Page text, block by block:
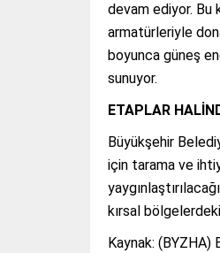
devam ediyor. Bu
armatürleriyle
boyunca güneş
sunuyor.
ETAPLAR
Büyükşehir
için tarama ve
kırsal
Kaynak: (BYZHA)